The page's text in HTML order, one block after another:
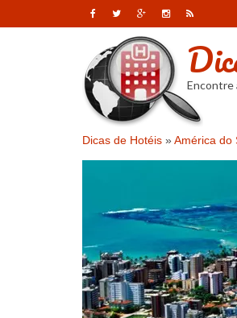
Encontre
Dicas de Hotéis »América do